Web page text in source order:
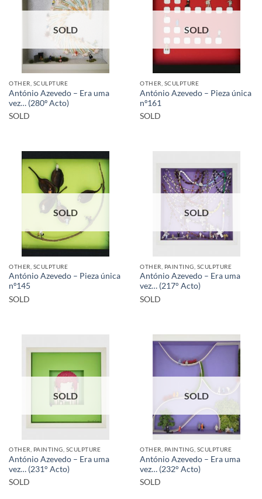
SOLD
OTHER, SCULPTURE
António Azevedo – Era uma
vez… (280º Acto)
SOLD
SOLD
OTHER, SCULPTURE
António Azevedo – Pieza única
nº161
SOLD
SOLD
OTHER, SCULPTURE
António Azevedo – Pieza única
nº145
SOLD
SOLD
OTHER, PAINTING, SCULPTURE
António Azevedo – Era uma
vez… (217° Acto)
SOLD
SOLD
OTHER, PAINTING, SCULPTURE
António Azevedo – Era uma
vez… (231° Acto)
SOLD
SOLD
OTHER, PAINTING, SCULPTURE
António Azevedo – Era uma
vez… (232° Acto)
SOLD